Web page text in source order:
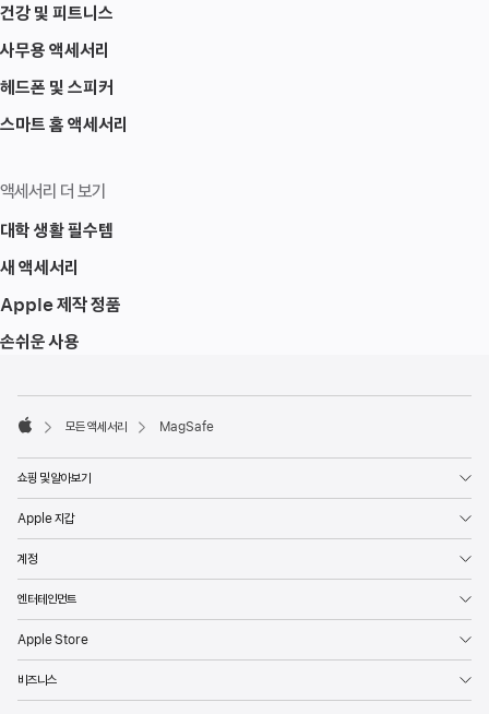
건강 및 피트니스
사무용 액세서리
헤드폰 및 스피커
스마트 홈 액세서리
액세서리 더 보기
대학 생활 필수템
새 액세서리
Apple 제작 정품
손쉬운 사용
모든 액세서리 MagSafe
쇼핑 및 알아보기
Apple 지갑
계정
엔터테인먼트
Apple Store
비즈니스